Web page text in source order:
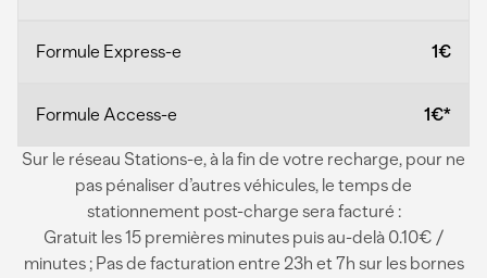
1€
1€*
Sur le réseau Stations-e, à la fin de votre recharge, pour ne
pas pénaliser d’autres véhicules, le temps de
stationnement post-charge sera facturé :
Gratuit les 15 premières minutes puis au-delà 0.10€ /
minutes ; Pas de facturation entre 23h et 7h sur les bornes